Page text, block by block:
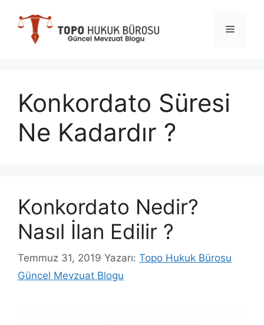
Menü
Konkordato Süresi
Ne Kadardır ?
Konkordato Nedir?
Nasıl İlan Edilir ?
Temmuz 31, 2019 Yazarı: Topo Hukuk Bürosu
Güncel Mevzuat Blogu